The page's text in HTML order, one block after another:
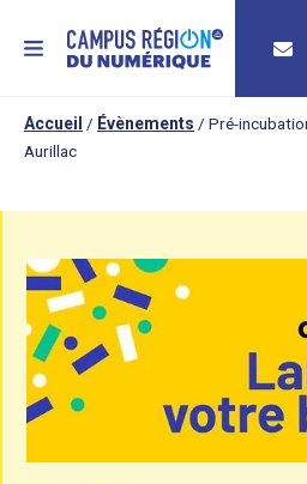
MENU
Accueil / Évènements / Pré-
Aurillac